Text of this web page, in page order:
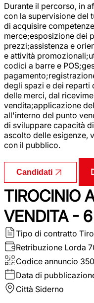
Durante il percorso, in
con la supervisione del
di acquisire
merce;esposizione dei
prezzi;assistenza e
e attività
codici a barre e
degli spazi e dei reparti
delle merci, dal
vendita;applicazione
all'interno del punto
di sviluppare capacità
ascolto delle esigenze,
con il pubblico.
Candidati
TIROCINIO
VENDITA -
Tipo di contratto
Retribuzione Lorda
Codice annuncio
Data di
Città Siderno